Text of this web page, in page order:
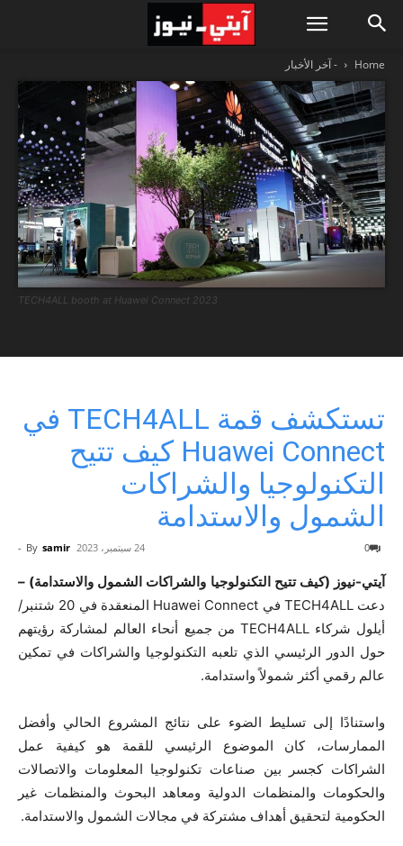
Home - آخر الأخبار
TECH4ALL booth at Huawei Connect 2023
تستكشف قمة TECH4ALL في
Huawei Connect كيف تتيح
التكنولوجيا والشراكات
الشمول والاستدامة
By samir
- 24 سبتمبر، 2023 0
آيتي-نيوز (كيف تتيح التكنولوجيا والشراكات الشمول والاستدامة) –
دعت TECH4ALL في Huawei Connect المنعقدة في 20 شتنبر/
أيلول شركاء TECH4ALL من جميع أنحاء العالم لمشاركة رؤيتهم
حول الدور الرئيسي الذي تلعبه التكنولوجيا والشراكات في تمكين
عالم رقمي أكثر شمولاً واستدامة.
واستنادًا إلى تسليط الضوء على نتائج المشروع الحالي وأفضل
الممارسات، كان الموضوع الرئيسي للقمة هو كيفية عمل
الشراكات كجسر بين صناعات تكنولوجيا المعلومات والاتصالات
والحكومات والمنظمات الدولية ومعاهد البحوث والمنظمات غير
الحكومية لتحقيق أهداف مشتركة في مجالات الشمول والاستدامة.